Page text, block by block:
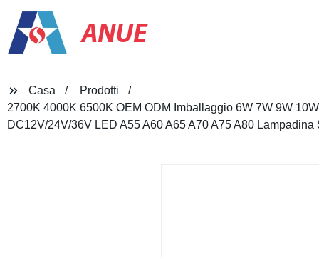
ANUE
Casa
Prodotti
2700K 4000K 6500K OEM ODM Imballaggio 6W 7W 9W
DC12V/24V/36V LED A55 A60 A65 A70 A75 A80 Lampadina